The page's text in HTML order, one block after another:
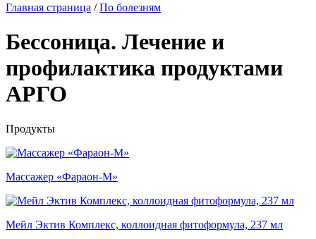
Главная страница /По болезням
Бессоница. Лечение и
профилактика продуктами
АРГО
Продукты
Массажер «Фараон-М»
Мейл Эктив Комплекс, коллоидная фитоформула, 237 мл